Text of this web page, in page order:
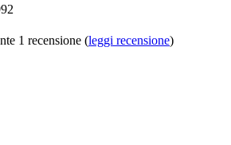
1 recensione (leggi recensione)